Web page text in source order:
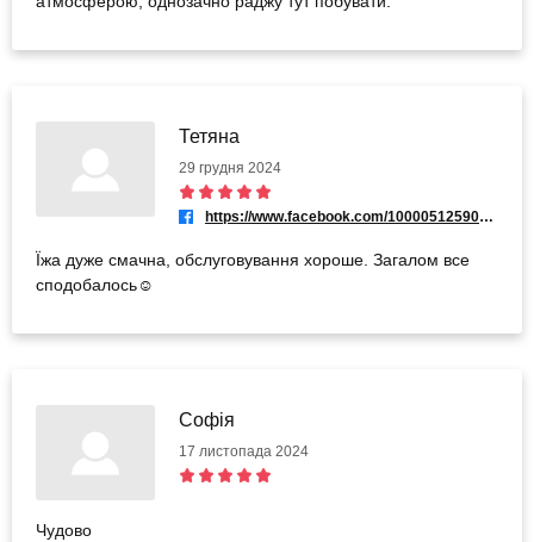
Тетяна
29 грудня 2024
https://www.facebook.com/100005125907163
Їжа дуже смачна, обслуговування хороше. Загалом все
сподобалось☺️
Софія
17 листопада 2024
Чудово